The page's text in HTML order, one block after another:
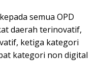
semua OPD
daerah terinovatif,
ketiga kategori
kategori non digital